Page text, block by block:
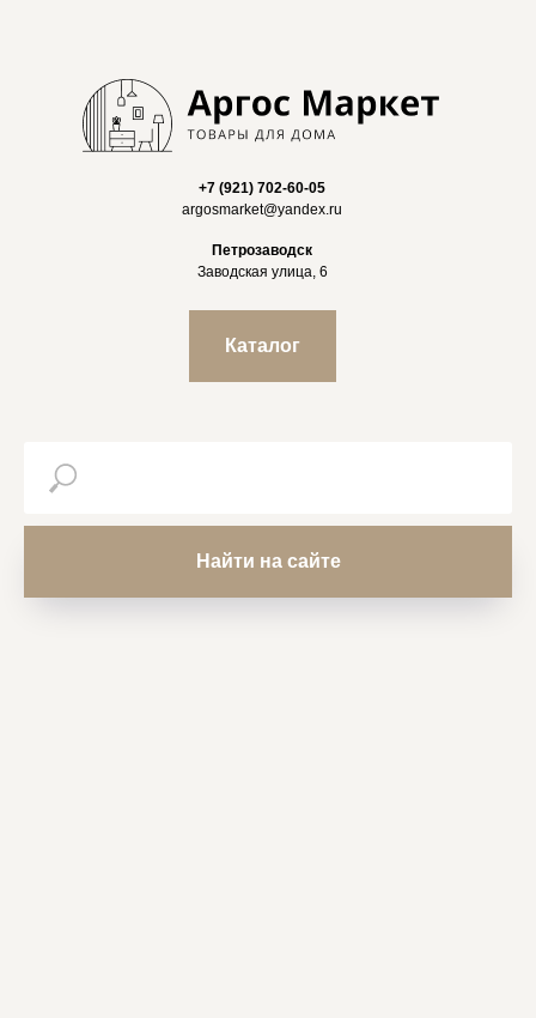
+7 (921) 702-60-05
argosmarket@yandex.ru
Петрозаводск
Заводская улица, 6
Каталог
Найти на сайте